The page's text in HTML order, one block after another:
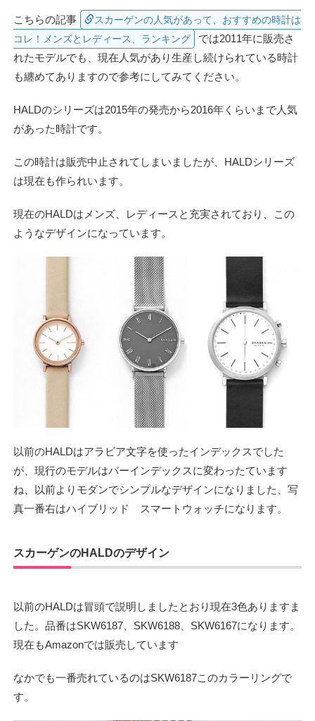
こちらの記事
スカーゲンの人気があって、おすすめの時計は
コレ！メンズとレディース、ランキング
では2011年に販売さ
れたモデルでも、現在人気があり生産し続けられている時計
も纏めてありますので参考にしてみてください。
HALDのシリーズは2015年の発売から2016年くらいまで人気
があった時計です。
この時計は販売中止されてしまいましたが、HALDシリーズ
は現在も作られいます。
現在のHALDはメンズ、レディースと充実されており、この
ようなデザインになっています。
以前のHALDはアラビア文字を使ったインデックスでした
が、現行のモデルはバーインデックスに変わったています
ね、以前よりモダンでシンプルなデザインになりました、写
真一番右はハイブリッド スマートウォッチになります。
スカーゲンのHALDのデザイン
以前のHALDは冒頭で説明しましたとおり現在3色ありますま
した。品番はSKW6187、SKW6188、SKW6167になります。
現在もAmazonでは販売しています
なかでも一番売れているのはSKW6187このカラーリングで
す。